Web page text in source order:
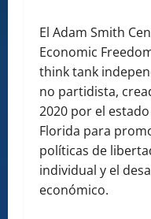
El Adam Smith
Economic
think tank
no partidista,
2020 por el
Florida para
políticas de
individual y el
económico.